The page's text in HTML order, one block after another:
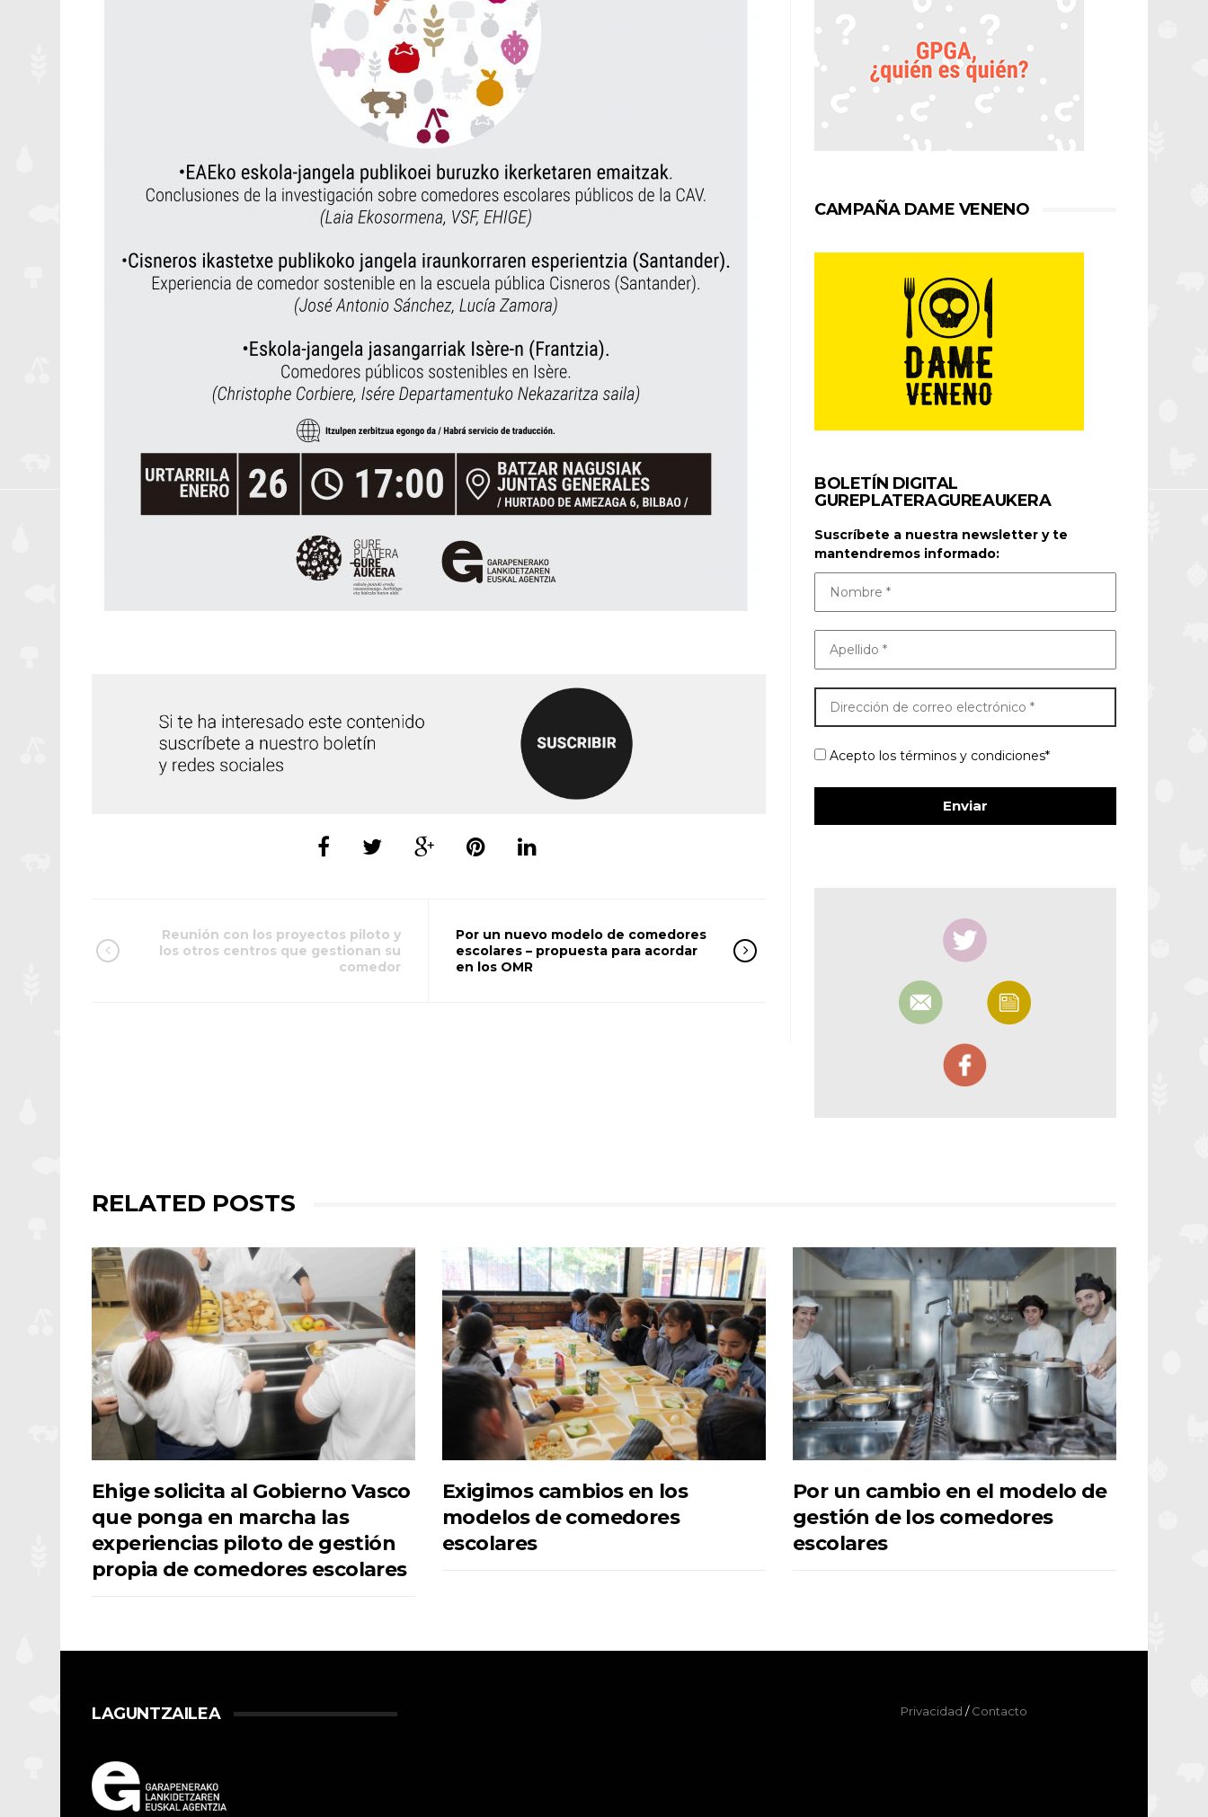
Reunión con los proyectos piloto y
los otros centros que gestionan su
comedor
Por un nuevo modelo de comedores
escolares – propuesta para acordar
en los OMR
CAMPAÑA DAME VENENO
BOLETÍN DIGITAL
GUREPLATERAGUREAUKERA
Suscríbete a nuestra newsletter y te
mantendremos informado:
Acepto los términos y condiciones*
RELATED POSTS
Ehige solicita al Gobierno Vasco
que ponga en marcha las
experiencias piloto de gestión
propia de comedores escolares
Exigimos cambios en los
modelos de comedores
escolares
Por un cambio en el modelo de
gestión de los comedores
escolares
LAGUNTZAILEA Privacidad /Contacto